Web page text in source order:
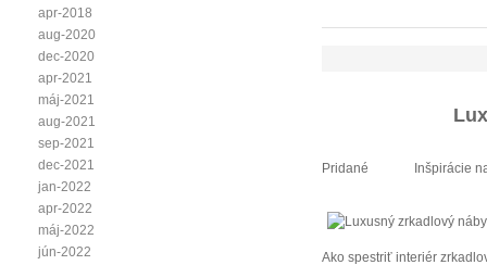
apr-2018
aug-2020
dec-2020
apr-2021
máj-2021
aug-2021
sep-2021
dec-2021
jan-2022
apr-2022
máj-2022
jún-2022
Pridané Inšpirácie
Ako spestriť interiér